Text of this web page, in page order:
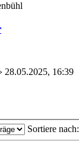
28.05.2025, 16:39
Sortiere nach: